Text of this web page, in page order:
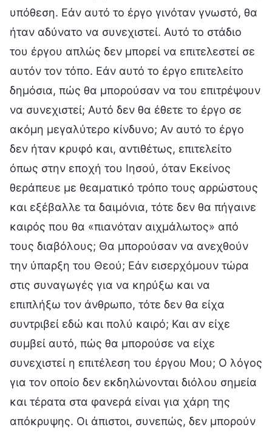
υπόθεση. Εάν αυτό το έργο γινόταν γνωστό, θα
ήταν αδύνατο να συνεχιστεί. Αυτό το στάδιο
του έργου απλώς δεν μπορεί να επιτελεστεί σε
αυτόν τον τόπο. Εάν αυτό το έργο επιτελείτο
δημόσια, πώς θα μπορούσαν να του επιτρέψουν
να συνεχιστεί; Αυτό δεν θα έθετε το έργο σε
ακόμη μεγαλύτερο κίνδυνο; Αν αυτό το έργο
δεν ήταν κρυφό και, αντιθέτως, επιτελείτο
όπως στην εποχή του Ιησού, όταν Εκείνος
θεράπευε με θεαματικό τρόπο τους αρρώστους
και εξέβαλλε τα δαιμόνια, τότε δεν θα πήγαινε
καιρός που θα «πιανόταν αιχμάλωτος» από
τους διαβόλους; Θα μπορούσαν να ανεχθούν
την ύπαρξη του Θεού; Εάν εισερχόμουν τώρα
στις συναγωγές για να κηρύξω και να
επιπλήξω τον άνθρωπο, τότε δεν θα είχα
συντριβεί εδώ και πολύ καιρό; Και αν είχε
συμβεί αυτό, πώς θα μπορούσε να είχε
συνεχιστεί η επιτέλεση του έργου Μου; Ο λόγος
για τον οποίο δεν εκδηλώνονται διόλου σημεία
και τέρατα στα φανερά είναι για χάρη της
απόκρυψης. Οι άπιστοι, συνεπώς, δεν μπορούν